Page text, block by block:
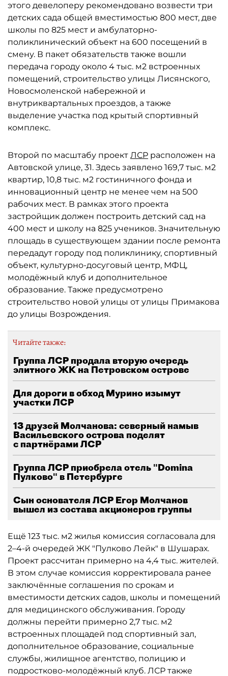
этого девелоперу рекомендовано возвести три
детских сада общей вместимостью 800 мест, две
школы по 825 мест и амбулаторно-
поликлинический объект на 600 посещений в
смену. В пакет обязательств также вошли
передача городу около 4 тыс. м2 встроенных
помещений, строительство улицы Лисянского,
Новосмоленской набережной и
внутриквартальных проездов, а также
выделение участка под крытый спортивный
комплекс.
Второй по масштабу проект ЛСР расположен на
Автовской улице, 31. Здесь заявлено 169,7 тыс. м2
квартир, 10,8 тыс. м2 гостиничного фонда и
инновационный центр не менее чем на 500
рабочих мест. В рамках этого проекта
застройщик должен построить детский сад на
400 мест и школу на 825 учеников. Значительную
площадь в существующем здании после ремонта
передадут городу под поликлинику, спортивный
объект, культурно-досуговый центр, МФЦ,
молодёжный клуб и дополнительное
образование. Также предусмотрено
строительство новой улицы от улицы Примакова
до улицы Возрождения.
Читайте также:
Группа ЛСР продала вторую очередь
элитного ЖК на Петровском острове
Для дороги в обход Мурино изымут
участки ЛСР
13 друзей Молчанова: северный намыв
Васильевского острова поделят
с партнёрами ЛСР
Группа ЛСР приобрела отель "Domina
Пулково" в Петербурге
Сын основателя ЛСР Егор Молчанов
вышел из состава акционеров группы
Ещё 123 тыс. м2 жилья комиссия согласовала для
2–4-й очередей ЖК "Пулково Лейк" в Шушарах.
Проект рассчитан примерно на 4,4 тыс. жителей.
В этом случае комиссия корректировала ранее
заключённые соглашения по срокам и
вместимости детских садов, школы и помещений
для медицинского обслуживания. Городу
должны перейти примерно 2,7 тыс. м2
встроенных площадей под спортивный зал,
дополнительное образование, социальные
службы, жилищное агентство, полицию и
подростково-молодёжный клуб. ЛСР также